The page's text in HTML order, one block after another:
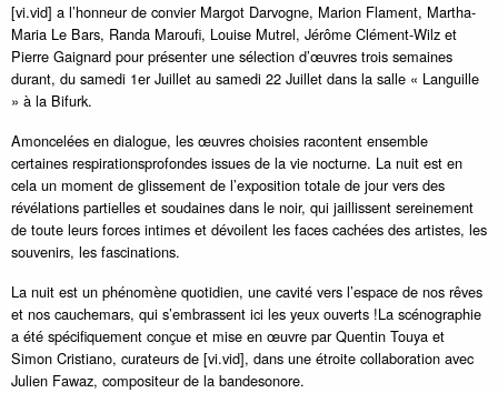
[vi.vid] a l’honneur de convier Margot Darvogne, Marion Flament, Martha-
Maria Le Bars, Randa Maroufi, Louise Mutrel, Jérôme Clément-Wilz et
Pierre Gaignard pour présenter une sélection d’œuvres trois semaines
durant, du samedi 1er Juillet au samedi 22 Juillet dans la salle « Languille
» à la Bifurk.
Amoncelées en dialogue, les œuvres choisies racontent ensemble
certaines respirationsprofondes issues de la vie nocturne. La nuit est en
cela un moment de glissement de l’exposition totale de jour vers des
révélations partielles et soudaines dans le noir, qui jaillissent sereinement
de toute leurs forces intimes et dévoilent les faces cachées des artistes, les
souvenirs, les fascinations.
La nuit est un phénomène quotidien, une cavité vers l’espace de nos rêves
et nos cauchemars, qui s’embrassent ici les yeux ouverts !La scénographie
a été spécifiquement conçue et mise en œuvre par Quentin Touya et
Simon Cristiano, curateurs de [vi.vid], dans une étroite collaboration avec
Julien Fawaz, compositeur de la bandesonore.